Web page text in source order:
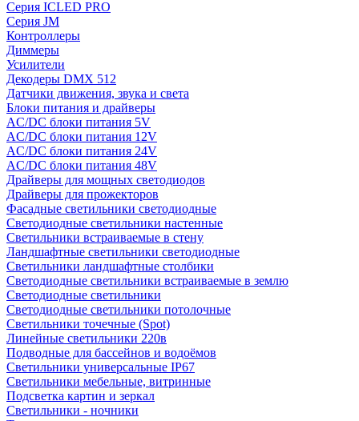
Серия ICLED PRO
Серия JM
Контроллеры
Диммеры
Усилители
Декодеры DMX 512
Датчики движения, звука и света
Блоки питания и драйверы
AC/DC блоки питания 5V
AC/DC блоки питания 12V
AC/DC блоки питания 24V
AC/DC блоки питания 48V
Драйверы для мощных светодиодов
Драйверы для прожекторов
Фасадные светильники светодиодные
Светодиодные светильники настенные
Светильники встраиваемые в стену
Ландшафтные светильники светодиодные
Светильники ландшафтные столбики
Светодиодные светильники встраиваемые в землю
Светодиодные светильники
Светодиодные светильники потолочные
Светильники точечные (Spot)
Линейные светильники 220в
Подводные для бассейнов и водоёмов
Светильники универсальные IP67
Светильники мебельные, витринные
Подсветка картин и зеркал
Светильники - ночники